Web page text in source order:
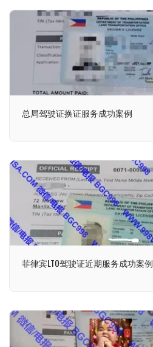
总局驾驶证换证服务成功案例
菲律宾LTO驾驶证近期服务成功案例